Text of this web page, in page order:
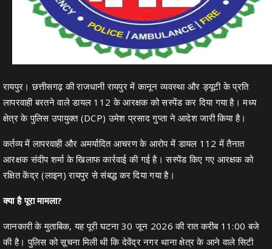
रायपुर। छत्तीसगढ़ की राजधानी रायपुर में कानून व्यवस्था और ड्यूटी के प्रति
लापरवाही बरतने वाले डायल 112 के आरक्षक को सस्पेंड कर दिया गया है। मध्य
क्षेत्र के पुलिस उपायुक्त (DCP) उमेश प्रसाद गुप्ता ने आदेश जारी किया है।
कर्तव्य में लापरवाही और अमर्यादित आचरण के आरोप में डायल 112 में तैनात
आरक्षक संदीप शर्मा के खिलाफ कार्रवाई की गई है। सस्पेंड किए गए आरक्षक को
रक्षित केंद्र (लाइन) रायपुर से संबद्ध कर दिया गया है।
क्या है पूरा मामला?
जानकारी के मुताबिक, यह पूरी घटना 30 जून 2026 की रात करीब 11:00 बजे
की है। पुलिस को सूचना मिली थी कि देवेंद्र नगर थाना क्षेत्र के आने वाले सिटी